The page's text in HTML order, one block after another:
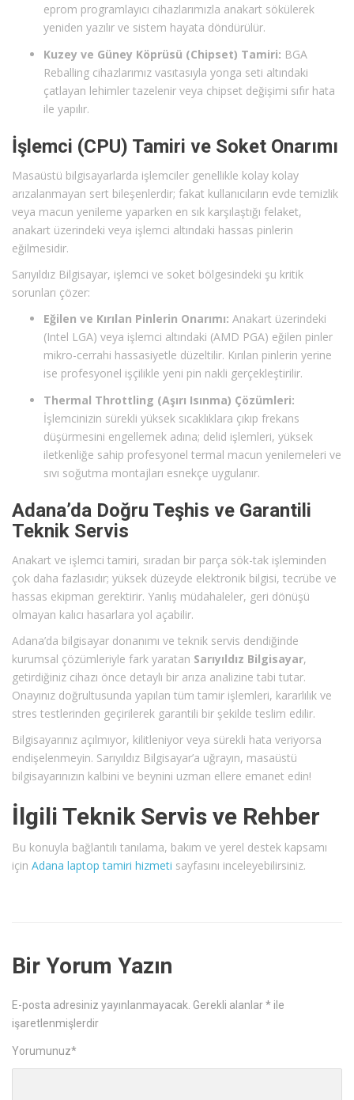
eprom programlayıcı cihazlarımızla anakart sökülerek
yeniden yazılır ve sistem hayata döndürülür.
Kuzey ve Güney Köprüsü (Chipset) Tamiri: BGA
Reballing cihazlarımız vasıtasıyla yonga seti altındaki
çatlayan lehimler tazelenir veya chipset değişimi sıfır hata
ile yapılır.
İşlemci (CPU) Tamiri ve Soket Onarımı
Masaüstü bilgisayarlarda işlemciler genellikle kolay kolay
arızalanmayan sert bileşenlerdir; fakat kullanıcıların evde temizlik
veya macun yenileme yaparken en sık karşılaştığı felaket,
anakart üzerindeki veya işlemci altındaki hassas pinlerin
eğilmesidir.
Sarıyıldız Bilgisayar, işlemci ve soket bölgesindeki şu kritik
sorunları çözer:
Eğilen ve Kırılan Pinlerin Onarımı: Anakart üzerindeki
(Intel LGA) veya işlemci altındaki (AMD PGA) eğilen pinler
mikro-cerrahi hassasiyetle düzeltilir. Kırılan pinlerin yerine
ise profesyonel işçilikle yeni pin nakli gerçekleştirilir.
Thermal Throttling (Aşırı Isınma) Çözümleri:
İşlemcinizin sürekli yüksek sıcaklıklara çıkıp frekans
düşürmesini engellemek adına; delid işlemleri, yüksek
iletkenliğe sahip profesyonel termal macun yenilemeleri ve
sıvı soğutma montajları esnekçe uygulanır.
Adana’da Doğru Teşhis ve Garantili
Teknik Servis
Anakart ve işlemci tamiri, sıradan bir parça sök-tak işleminden
çok daha fazlasıdır; yüksek düzeyde elektronik bilgisi, tecrübe ve
hassas ekipman gerektirir. Yanlış müdahaleler, geri dönüşü
olmayan kalıcı hasarlara yol açabilir.
Adana’da bilgisayar donanımı ve teknik servis dendiğinde
kurumsal çözümleriyle fark yaratan Sarıyıldız Bilgisayar,
getirdiğiniz cihazı önce detaylı bir arıza analizine tabi tutar.
Onayınız doğrultusunda yapılan tüm tamir işlemleri, kararlılık ve
stres testlerinden geçirilerek garantili bir şekilde teslim edilir.
Bilgisayarınız açılmıyor, kilitleniyor veya sürekli hata veriyorsa
endişelenmeyin. Sarıyıldız Bilgisayar’a uğrayın, masaüstü
bilgisayarınızın kalbini ve beynini uzman ellere emanet edin!
İlgili Teknik Servis ve Rehber
Bu konuyla bağlantılı tanılama, bakım ve yerel destek kapsamı
için Adana laptop tamiri hizmeti sayfasını inceleyebilirsiniz.
Bir Yorum Yazın
E-posta adresiniz yayınlanmayacak. Gerekli alanlar* ile
işaretlenmişlerdir
Yorumunuz*